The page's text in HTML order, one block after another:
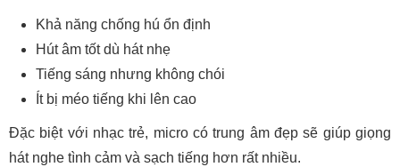
Khả năng chống hú ổn định
Hút âm tốt dù hát nhẹ
Tiếng sáng nhưng không chói
Ít bị méo tiếng khi lên cao
Đặc biệt với nhạc trẻ, micro có trung âm đẹp sẽ giúp giọng
hát nghe tình cảm và sạch tiếng hơn rất nhiều.